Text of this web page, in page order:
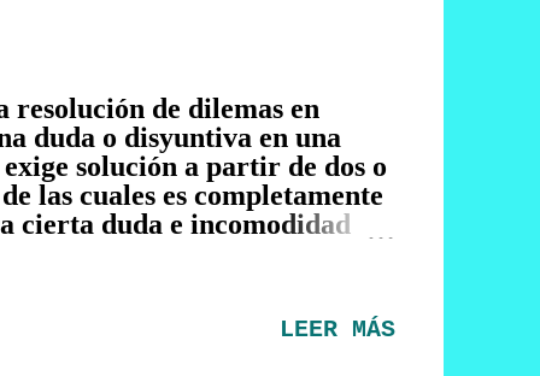
de dilemas en
duda o disyuntiva en una
solución a partir de dos o
las cuales es completamente
cierta duda e incomodidad
una de las alternativas,
se contrapone con elLEER MÁS